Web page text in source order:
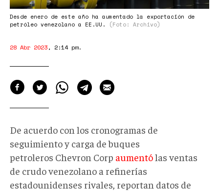
Desde enero de este año ha aumentado la exportación de
petróleo venezolano a EE.UU.
(Foto: Archivo)
28 Abr 2023, 2:14 pm.
De acuerdo con los cronogramas de
seguimiento y carga de buques
petroleros Chevron Corp aumentólas ventas
de crudo venezolano a refinerías
estadounidenses rivales, reportan datos de